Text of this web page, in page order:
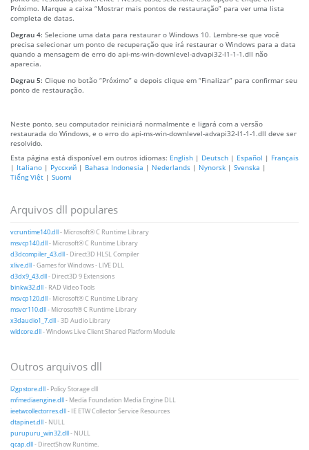
Próximo. Marque a caixa “Mostrar mais pontos de restauração” para ver uma lista
completa de datas.
Degrau 4: Selecione uma data para restaurar o Windows 10. Lembre-se que você
precisa selecionar um ponto de recuperação que irá restaurar o Windows para a data
quando a mensagem de erro do api-ms-win-downlevel-advapi32-l1-1-1.dll não
aparecia.
Degrau 5: Clique no botão “Próximo” e depois clique em “Finalizar” para confirmar seu
ponto de restauração.
Neste ponto, seu computador reiniciará normalmente e ligará com a versão
restaurada do Windows, e o erro do api-ms-win-downlevel-advapi32-l1-1-1.dll deve ser
resolvido.
Esta página está disponível em outros idiomas: English | Deutsch | Español | Français
| Italiano | Русский | Bahasa Indonesia | Nederlands | Nynorsk | Svenska |
Tiếng Việt | Suomi
Arquivos dll populares
vcruntime140.dll- Microsoft® C Runtime Library
msvcp140.dll- Microsoft® C Runtime Library
d3dcompiler_43.dll- Direct3D HLSL Compiler
xlive.dll- Games for Windows - LIVE DLL
d3dx9_43.dll- Direct3D 9 Extensions
binkw32.dll- RAD Video Tools
msvcp120.dll- Microsoft® C Runtime Library
msvcr110.dll- Microsoft® C Runtime Library
x3daudio1_7.dll- 3D Audio Library
wldcore.dll- Windows Live Client Shared Platform Module
Outros arquivos dll
l2gpstore.dll- Policy Storage dll
mfmediaengine.dll- Media Foundation Media Engine DLL
ieetwcollectorres.dll- IE ETW Collector Service Resources
dtapinet.dll- NULL
purupuru_win32.dll- NULL
qcap.dll- DirectShow Runtime.